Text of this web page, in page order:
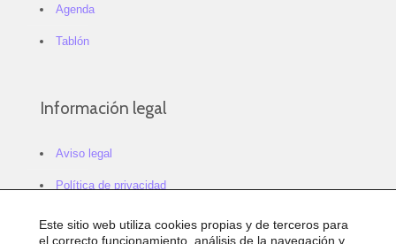
Agenda
Tablón
Información legal
Aviso legal
Política de privacidad
Política de cookies
Este sitio web utiliza cookies propias y de terceros para
el correcto funcionamiento, análisis de la navegación y